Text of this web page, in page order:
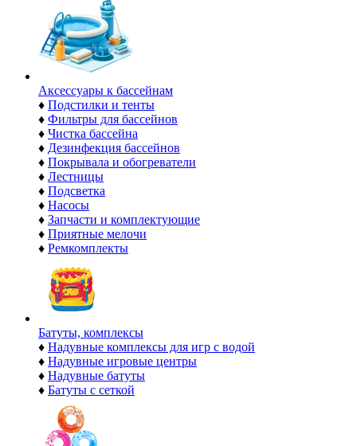
Аксессуары к бассейнам
♦ Подстилки и тенты
♦ Фильтры для бассейнов
♦ Чистка бассейна
♦ Дезинфекция бассейнов
♦ Покрывала и обогреватели
♦ Лестницы
♦ Подсветка
♦ Насосы
♦ Запчасти и комплектующие
♦ Приятные мелочи
♦ Ремкомплекты
Батуты, комплексы
♦ Надувные комплексы для игр с водой
♦ Надувные игровые центры
♦ Надувные батуты
♦ Батуты с сеткой